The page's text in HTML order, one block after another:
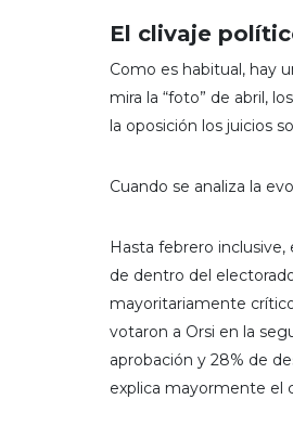
El clivaje
Como es habitual, hay
mira la “foto” de abril,
la oposición los juicios
Cuando se analiza la
Hasta febrero
de dentro del
mayoritariamente
votaron a Orsi en la
aprobación y 28% de
explica mayormente el